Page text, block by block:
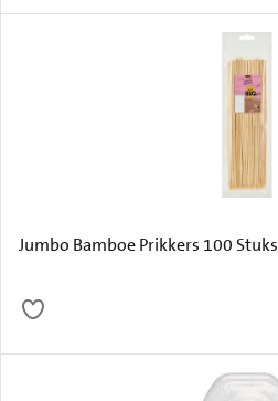
Jumbo Bamboe Prikkers 100 Stuks